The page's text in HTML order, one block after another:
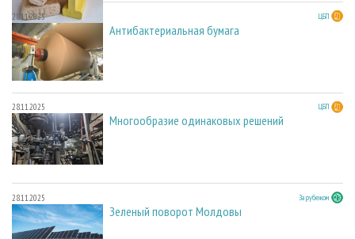
28.11.2025 ЦБП
Антибактериальная бумага
28.11.2025 ЦБП
Многообразие одинаковых решений
28.11.2025 За рубежом
Зеленый поворот Молдовы